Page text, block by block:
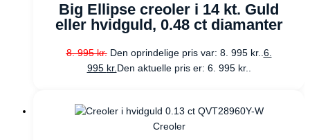
Big Ellipse creoler i 14 kt. Guld
eller hvidguld, 0.48 ct diamanter
8. 995kr. Den oprindelige pris var: 8. 995 kr..6.
995 kr. Den aktuelle pris er: 6. 995 kr..
Creoler